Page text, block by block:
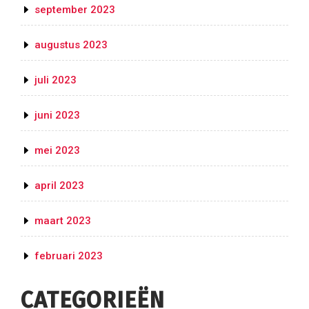
september 2023
augustus 2023
juli 2023
juni 2023
mei 2023
april 2023
maart 2023
februari 2023
CATEGORIEËN